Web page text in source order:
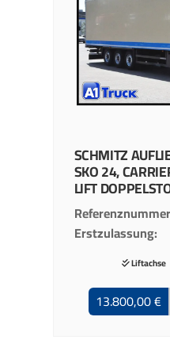
SCHMITZ
SKO 24,
LIFT
Referenznummer
Erstzulassung
Liftachse
13.800,00 €